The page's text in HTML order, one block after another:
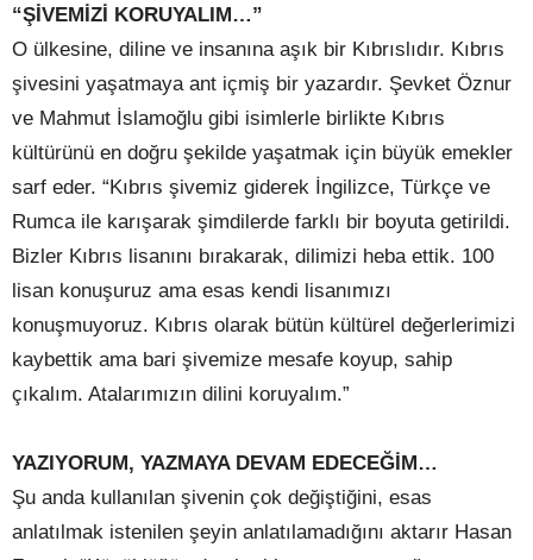
“ŞİVEMİZİ KORUYALIM…”
O ülkesine, diline ve insanına aşık bir Kıbrıslıdır. Kıbrıs
şivesini yaşatmaya ant içmiş bir yazardır. Şevket Öznur
ve Mahmut İslamoğlu gibi isimlerle birlikte Kıbrıs
kültürünü en doğru şekilde yaşatmak için büyük emekler
sarf eder. “Kıbrıs şivemiz giderek İngilizce, Türkçe ve
Rumca ile karışarak şimdilerde farklı bir boyuta getirildi.
Bizler Kıbrıs lisanını bırakarak, dilimizi heba ettik. 100
lisan konuşuruz ama esas kendi lisanımızı
konuşmuyoruz. Kıbrıs olarak bütün kültürel değerlerimizi
kaybettik ama bari şivemize mesafe koyup, sahip
çıkalım. Atalarımızın dilini koruyalım.”
YAZIYORUM, YAZMAYA DEVAM EDECEĞİM…
Şu anda kullanılan şivenin çok değiştiğini, esas
anlatılmak istenilen şeyin anlatılamadığını aktarır Hasan